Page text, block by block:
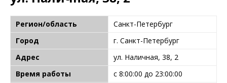
Регион/область
Санкт-Петербург
Город
г. Санкт-Петербург
Адрес
ул. Наличная, 38, 2
Время работы
с 8:00:00 до 23:00:00